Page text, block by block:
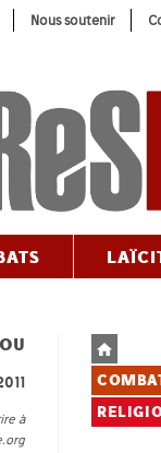
Nous soutenir
Post
à